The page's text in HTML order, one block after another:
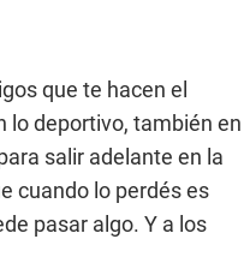
que te hacen el
lo deportivo, también en
salir adelante en la
cuando lo perdés es
pasar algo. Y a los